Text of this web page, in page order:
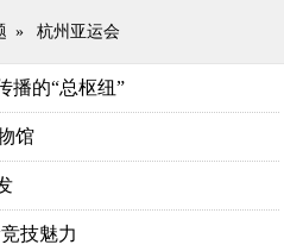
» 杭州亚运会
播的“总枢纽”
馆
技魅力